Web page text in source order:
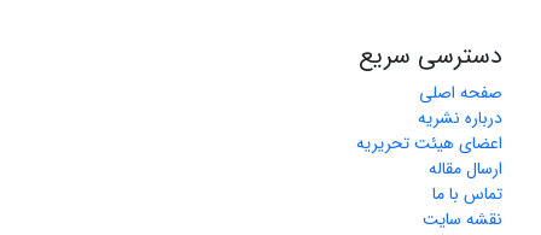
دسترسی سریع
صفحه اصلی
درباره نشریه
اعضای هیئت تحریریه
ارسال مقاله
تماس با ما
نقشه سایت